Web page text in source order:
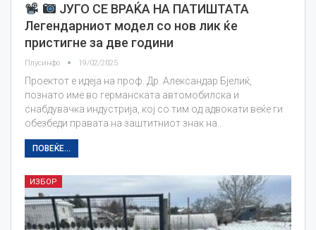
ЈУГО СЕ ВРАЌА НА ПАТИШТАТА
Легендарниот модел со нов лик ќе
пристигне за две години
Плусинфо 19/02/2025
Проектот е идеја на проф. Др. Александар Бјелиќ,
познато име во германската автомобилска и
снабдувачка индустрија, кој со тим од адвокати веќе ги
обезбеди правата на заштитниот знак на…
ПОВЕЌЕ...
ИЗБОР